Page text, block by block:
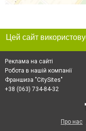
Реклама на сайті
Робота в нашій компанії
Франшиза "CitySites"
+38 (063) 734-84-32
Про нас